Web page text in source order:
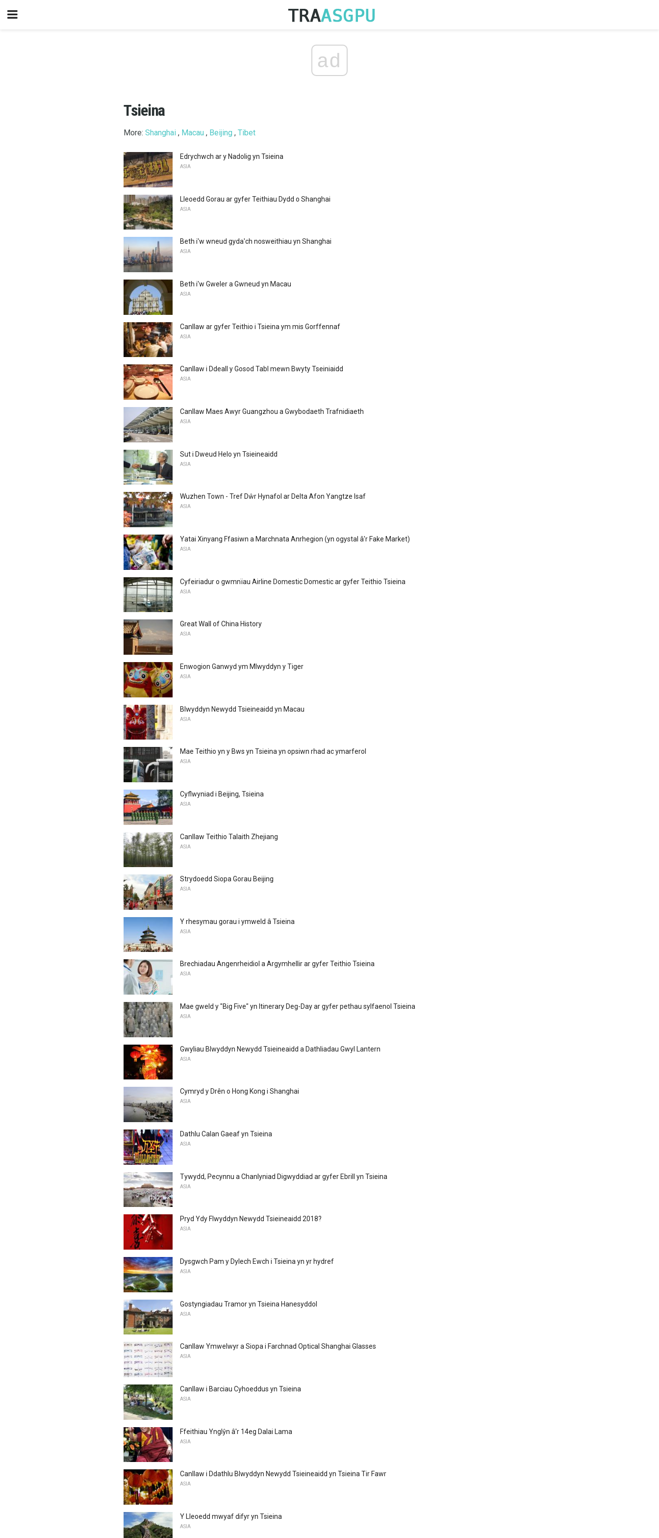
ad
Tsieina
More: Shanghai , Macau , Beijing , Tibet
Edrychwch ar y Nadolig yn Tsieina
ASIA
Lleoedd Gorau ar gyfer Teithiau Dydd o Shanghai
ASIA
Beth i'w wneud gyda'ch nosweithiau yn Shanghai
ASIA
Beth i'w Gweler a Gwneud yn Macau
ASIA
Canllaw ar gyfer Teithio i Tsieina ym mis Gorffennaf
ASIA
Canllaw i Ddeall y Gosod Tabl mewn Bwyty Tseiniaidd
ASIA
Canllaw Maes Awyr Guangzhou a Gwybodaeth Trafnidiaeth
ASIA
Sut i Dweud Helo yn Tsieineaidd
ASIA
Wuzhen Town - Tref Dŵr Hynafol ar Delta Afon Yangtze Isaf
ASIA
Yatai Xinyang Ffasiwn a Marchnata Anrhegion (yn ogystal â'r Fake Market)
ASIA
Cyfeiriadur o gwmnïau Airline Domestic Domestic ar gyfer Teithio Tsieina
ASIA
Great Wall of China History
ASIA
Enwogion Ganwyd ym Mlwyddyn y Tiger
ASIA
Blwyddyn Newydd Tsieineaidd yn Macau
ASIA
Mae Teithio yn y Bws yn Tsieina yn opsiwn rhad ac ymarferol
ASIA
Cyflwyniad i Beijing, Tsieina
ASIA
Canllaw Teithio Talaith Zhejiang
ASIA
Strydoedd Siopa Gorau Beijing
ASIA
Y rhesymau gorau i ymweld â Tsieina
ASIA
Brechiadau Angenrheidiol a Argymhellir ar gyfer Teithio Tsieina
ASIA
Mae gweld y "Big Five" yn Itinerary Deg-Day ar gyfer pethau sylfaenol Tsieina
ASIA
Gwyliau Blwyddyn Newydd Tsieineaidd a Dathliadau Gwyl Lantern
ASIA
Cymryd y Drên o Hong Kong i Shanghai
ASIA
Dathlu Calan Gaeaf yn Tsieina
ASIA
Tywydd, Pecynnu a Chanlyniad Digwyddiad ar gyfer Ebrill yn Tsieina
ASIA
Pryd Ydy Flwyddyn Newydd Tsieineaidd 2018?
ASIA
Dysgwch Pam y Dylech Ewch i Tsieina yn yr hydref
ASIA
Gostyngiadau Tramor yn Tsieina Hanesyddol
ASIA
Canllaw Ymwelwyr a Siopa i Farchnad Optical Shanghai Glasses
ASIA
Canllaw i Barciau Cyhoeddus yn Tsieina
ASIA
Ffeithiau Ynglŷn â'r 14eg Dalai Lama
ASIA
Canllaw i Ddathlu Blwyddyn Newydd Tsieineaidd yn Tsieina Tir Fawr
ASIA
Y Lleoedd mwyaf difyr yn Tsieina
ASIA